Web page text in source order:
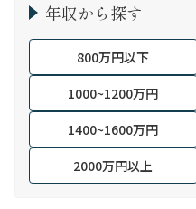
年収から探す
800万円以下
1000~1200万円
1400~1600万円
2000万円以上